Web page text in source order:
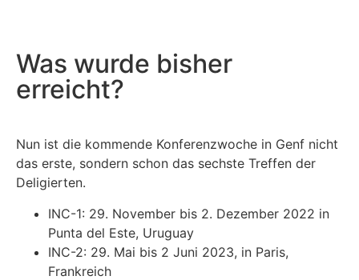
Was wurde bisher
erreicht?
Nun ist die kommende Konferenzwoche in Genf nicht
das erste, sondern schon das sechste Treffen der
Deligierten.
INC-1: 29. November bis 2. Dezember 2022 in
Punta del Este, Uruguay
INC-2: 29. Mai bis 2 Juni 2023, in Paris,
Frankreich